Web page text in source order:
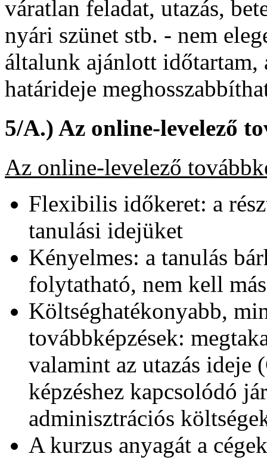
váratlan feladat, utazás,
nyári szünet stb. - nem
általunk ajánlott időtartam,
határideje
5/A.) Az online-levelező
Az online-levelező
Flexibilis időkeret: a
tanulási idejüket
Kényelmes: a tanulás
folytatható, nem kell
Költséghatékonyabb,
továbbképzések:
valamint az utazás ideje
képzéshez kapcsolódó
adminisztrációs
A kurzus anyagát a